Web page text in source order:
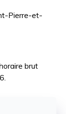
Pierre-et-
brut